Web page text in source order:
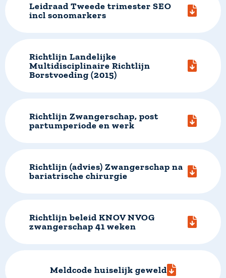
Leidraad Tweede trimester SEO
incl sonomarkers
Richtlijn Landelijke
Multidisciplinaire Richtlijn
Borstvoeding (2015)
Richtlijn Zwangerschap, post
partumperiode en werk
Richtlijn (advies) Zwangerschap na
bariatrische chirurgie
Richtlijn beleid KNOV NVOG
zwangerschap 41 weken
Meldcode huiselijk geweld